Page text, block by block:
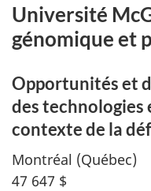
Université
génomique et
Opportunités et
des technologies
contexte de la
Montréal (Québec)
47 647 $